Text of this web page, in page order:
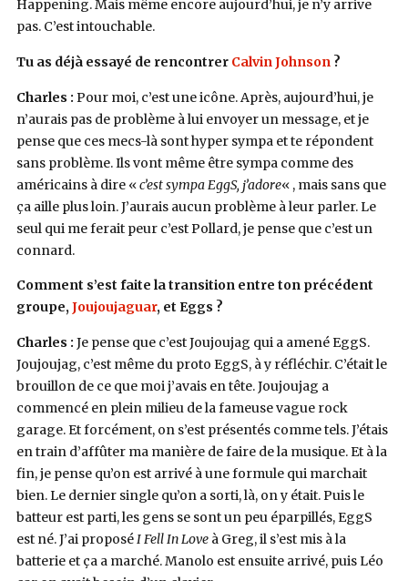
Happening. Mais même encore aujourd’hui, je n’y arrive
pas. C’est intouchable.
Tu as déjà essayé de rencontrer Calvin Johnson?
Charles : Pour moi, c’est une icône. Après, aujourd’hui, je
n’aurais pas de problème à lui envoyer un message, et je
pense que ces mecs-là sont hyper sympa et te répondent
sans problème. Ils vont même être sympa comme des
américains à dire «c’est sympa EggS, j’adore« , mais sans que
ça aille plus loin. J’aurais aucun problème à leur parler. Le
seul qui me ferait peur c’est Pollard, je pense que c’est un
connard.
Comment s’est faite la transition entre ton précédent
groupe,Joujoujaguar, et Eggs ?
Charles : Je pense que c’est Joujoujag qui a amené EggS.
Joujoujag, c’est même du proto EggS, à y réfléchir. C’était le
brouillon de ce que moi j’avais en tête. Joujoujag a
commencé en plein milieu de la fameuse vague rock
garage. Et forcément, on s’est présentés comme tels. J’étais
en train d’affûter ma manière de faire de la musique. Et à la
fin, je pense qu’on est arrivé à une formule qui marchait
bien. Le dernier single qu’on a sorti, là, on y était. Puis le
batteur est parti, les gens se sont un peu éparpillés, EggS
est né. J’ai proposéI Fell In Loveà Greg, il s’est mis à la
batterie et ça a marché. Manolo est ensuite arrivé, puis Léo